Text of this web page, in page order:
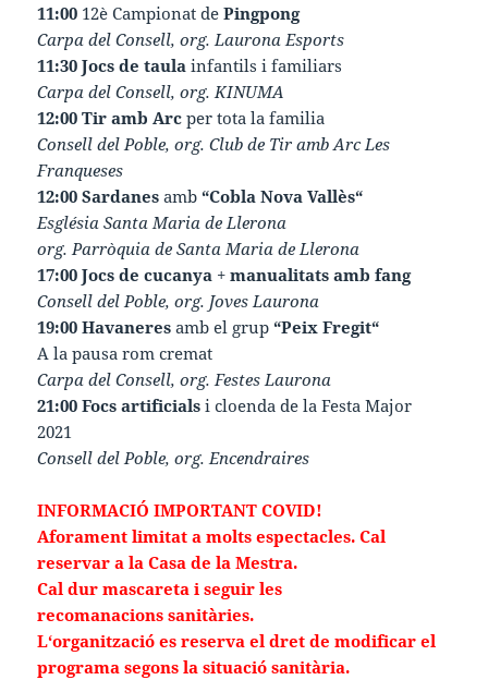
11:00 12è Campionat dePingpong
Carpa del Consell, org. Laurona Esports
11:30 Jocs de taula infantils i familiars
Carpa del Consell, org. KINUMA
12:00 Tir amb Arc per tota la familia
Consell del Poble, org. Club de Tir amb Arc Les
Franqueses
12:00 Sardanes amb“Cobla Nova Vallès“
Església Santa Maria de Llerona
org. Parròquia de Santa Maria de Llerona
17:00 Jocs de cucanya +manualitats amb fang
Consell del Poble, org. Joves Laurona
19:00 Havaneres amb el grup“Peix Fregit“
A la pausa rom cremat
Carpa del Consell, org. Festes Laurona
21:00 Focs artificials i cloenda de la Festa Major
2021
Consell del Poble, org. Encendraires
INFORMACIÓ IMPORTANT COVID!
Aforament limitat a molts espectacles. Cal
reservar a laCasa de la Mestra.
Cal dur mascareta i seguir les
recomanacionssanitàries.
L‘organització es reserva el dret demodificar el
programa segons la situació sanitària.